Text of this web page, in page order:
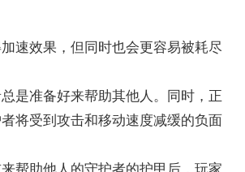
速效果，但同时也会更容易被耗尽
是准备好来帮助其他人。同时，正
将受到攻击和移动速度减缓的负面
帮助他人的守护者的护甲后，玩家